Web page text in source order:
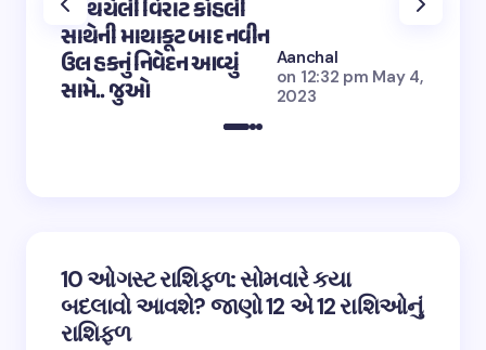
પર થયેલી વિરાટ કોહલી
સાથેની માથાકૂટ બાદ નવીન
ઉલ હકનું નિવેદન આવ્યું
સામે.. જુઓ
Aanchal
on 12:32 pm May 4,
2023
10 ઓગસ્ટ રાશિફળ: સોમવારે કયા
બદલાવો આવશે? જાણો 12 એ 12 રાશિઓનું
રાશિફળ